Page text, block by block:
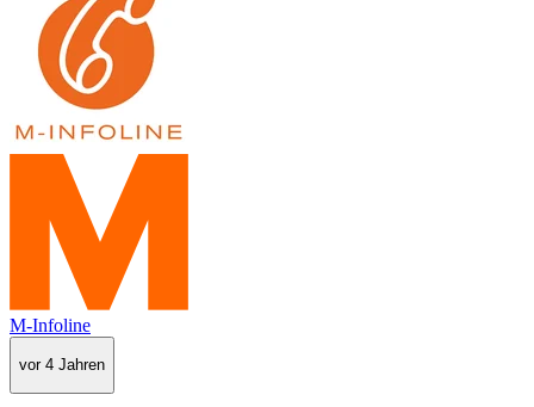
M-Infoline
vor 4 Jahren